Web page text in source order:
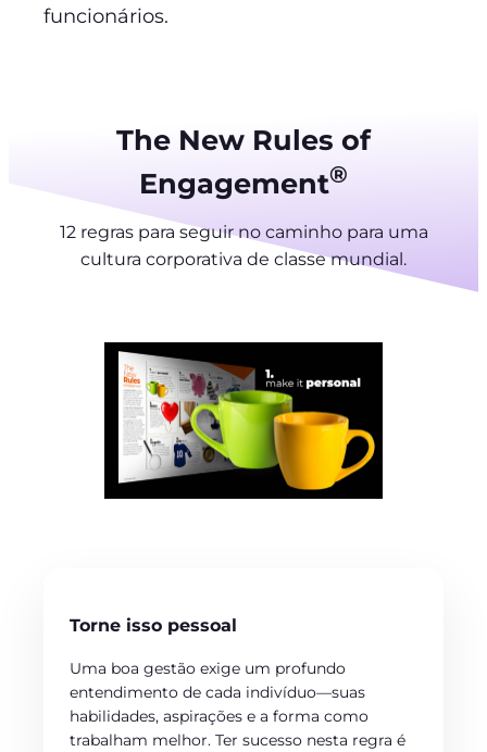
funcionários.
The New Rules of
Engagement®
12 regras para seguir no caminho para uma
cultura corporativa de classe mundial.
Torne isso pessoal
Uma boa gestão exige um profundo
entendimento de cada indivíduo—suas
habilidades, aspirações e a forma como
trabalham melhor. Ter sucesso nesta regra é